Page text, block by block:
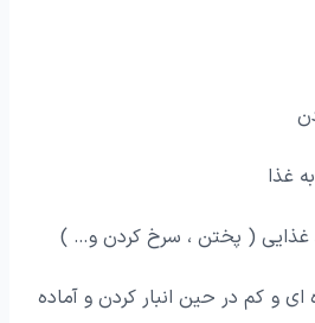
غذا
غذایی ( پختن ، سرخ کردن و… )
ای و کم در حین انبار کردن و آماده